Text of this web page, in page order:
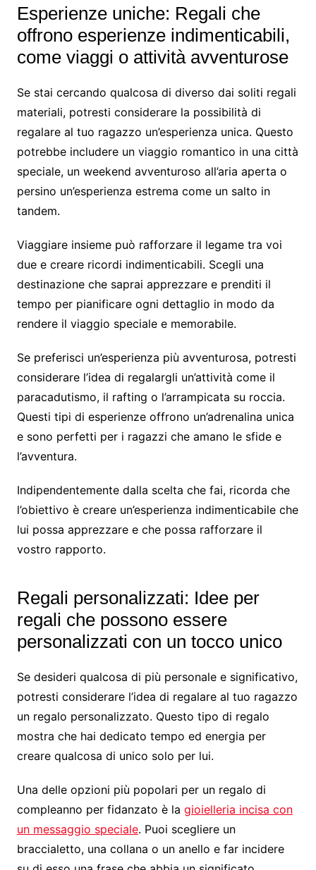
Esperienze uniche: Regali che
offrono esperienze indimenticabili,
come viaggi o attività avventurose
Se stai cercando qualcosa di diverso dai soliti regali
materiali, potresti considerare la possibilità di
regalare al tuo ragazzo un’esperienza unica. Questo
potrebbe includere un viaggio romantico in una città
speciale, un weekend avventuroso all’aria aperta o
persino un’esperienza estrema come un salto in
tandem.
Viaggiare insieme può rafforzare il legame tra voi
due e creare ricordi indimenticabili. Scegli una
destinazione che saprai apprezzare e prenditi il
tempo per pianificare ogni dettaglio in modo da
rendere il viaggio speciale e memorabile.
Se preferisci un’esperienza più avventurosa, potresti
considerare l’idea di regalargli un’attività come il
paracadutismo, il rafting o l’arrampicata su roccia.
Questi tipi di esperienze offrono un’adrenalina unica
e sono perfetti per i ragazzi che amano le sfide e
l’avventura.
Indipendentemente dalla scelta che fai, ricorda che
l’obiettivo è creare un’esperienza indimenticabile che
lui possa apprezzare e che possa rafforzare il
vostro rapporto.
Regali personalizzati: Idee per
regali che possono essere
personalizzati con un tocco unico
Se desideri qualcosa di più personale e significativo,
potresti considerare l’idea di regalare al tuo ragazzo
un regalo personalizzato. Questo tipo di regalo
mostra che hai dedicato tempo ed energia per
creare qualcosa di unico solo per lui.
Una delle opzioni più popolari per un regalo di
compleanno per fidanzato è la gioielleria incisa con
un messaggio speciale. Puoi scegliere un
braccialetto, una collana o un anello e far incidere